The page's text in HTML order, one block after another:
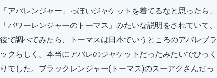
「アバレンジャー」っぽいジャケットを着てるなと思ったら、
「パワーレンジャーのトーマス」みたいな説明をされていて、
後で調べてみたら、トーマスは日本でいうところのアバレブラ
ックらしく。本当にアバレのジャケットだったみたいでびっく
りでした。ブラックレンジャー(トーマス)のスーアクさんだっ